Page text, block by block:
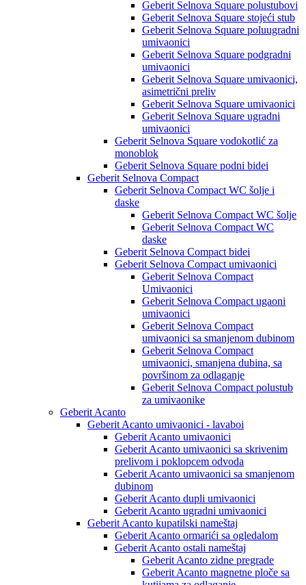
Geberit Selnova Square polustubovi
Geberit Selnova Square stojeći stub
Geberit Selnova Square poluugradni
umivaonici
Geberit Selnova Square podgradni
umivaonici
Geberit Selnova Square umivaonici,
asimetrični preliv
Geberit Selnova Square umivaonici
Geberit Selnova Square ugradni
umivaonici
Geberit Selnova Square vodokotlić za
monoblok
Geberit Selnova Square podni bidei
Geberit Selnova Compact
Geberit Selnova Compact WC šolje i
daske
Geberit Selnova Compact WC šolje
Geberit Selnova Compact WC
daske
Geberit Selnova Compact bidei
Geberit Selnova Compact umivaonici
Geberit Selnova Compact
Umivaonici
Geberit Selnova Compact ugaoni
umivaonici
Geberit Selnova Compact
umivaonici sa smanjenom dubinom
Geberit Selnova Compact
umivaonici, smanjena dubina, sa
površinom za odlaganje
Geberit Selnova Compact polustub
za umivaonike
Geberit Acanto
Geberit Acanto umivaonici - lavaboi
Geberit Acanto umivaonici
Geberit Acanto umivaonici sa skrivenim
prelivom i poklopcem odvoda
Geberit Acanto umivaonici sa smanjenom
dubinom
Geberit Acanto dupli umivaonici
Geberit Acanto ugradni umivaonici
Geberit Acanto kupatilski nameštaj
Geberit Acanto ormarići sa ogledalom
Geberit Acanto ostali nameštaj
Geberit Acanto zidne pregrade
Geberit Acanto magnetne ploče sa